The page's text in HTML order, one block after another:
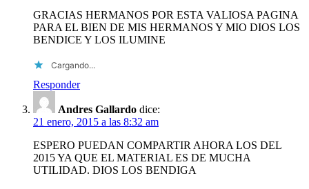
GRACIAS HERMANOS POR ESTA VALIOSA PAGINA
PARA EL BIEN DE MIS HERMANOS Y MIO DIOS LOS
BENDICE Y LOS ILUMINE
Cargando...
Responder
Andres Gallardo dice:
21 enero, 2015 a las 8:32 am
ESPERO PUEDAN COMPARTIR AHORA LOS DEL
2015 YA QUE EL MATERIAL ES DE MUCHA
UTILIDAD. DIOS LOS BENDIGA